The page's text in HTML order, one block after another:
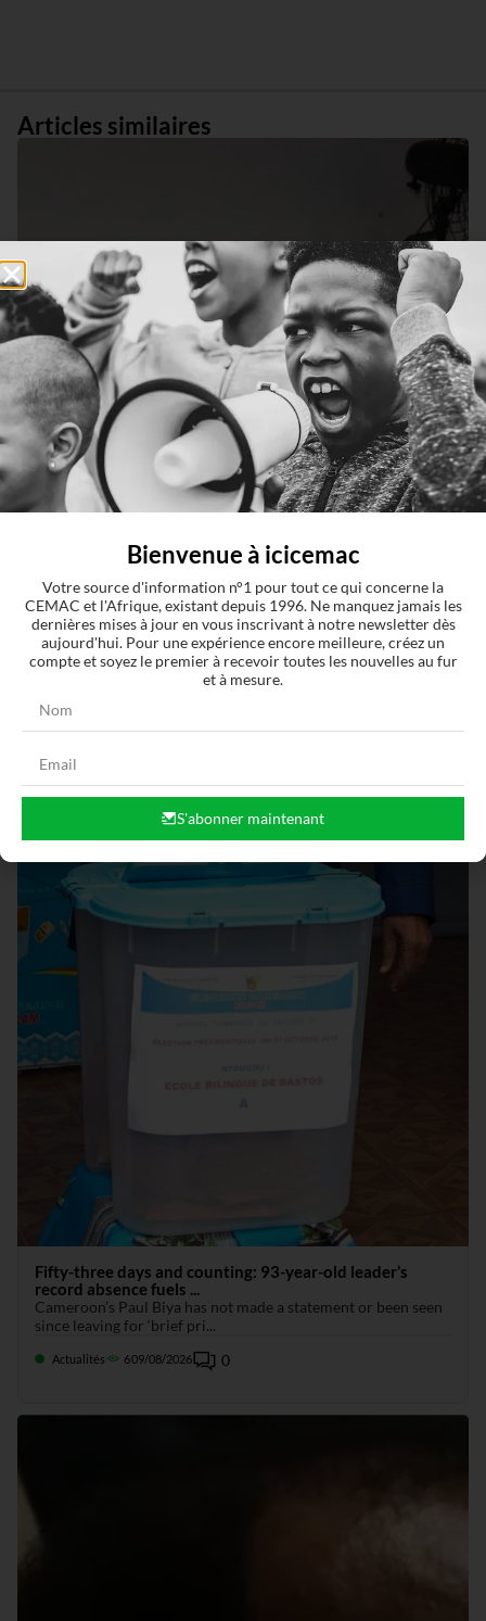
Articles similaires
Fifty-three days and counting: 93-year-old leader’s
record absence fuels ...
Cameroon’s Paul Biya has not made a statement or been seen
since leaving for ‘brief pri...
Actualités 609/08/2026 0
Bienvenue à icicemac
Votre source d'information n°1 pour tout ce qui concerne la
CEMAC et l'Afrique, existant depuis 1996. Ne manquez jamais les
dernières mises à jour en vous inscrivant à notre newsletter dès
aujourd'hui. Pour une expérience encore meilleure, créez un
compte et soyez le premier à recevoir toutes les nouvelles au fur
et à mesure.
S'abonner maintenant